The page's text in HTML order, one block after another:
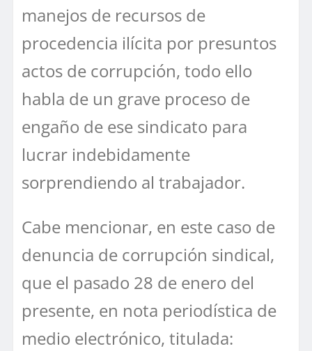
manejos de recursos de
procedencia ilícita por presuntos
actos de corrupción, todo ello
habla de un grave proceso de
engaño de ese sindicato para
lucrar indebidamente
sorprendiendo al trabajador.
Cabe mencionar, en este caso de
denuncia de corrupción sindical,
que el pasado 28 de enero del
presente, en nota periodística de
medio electrónico, titulada: